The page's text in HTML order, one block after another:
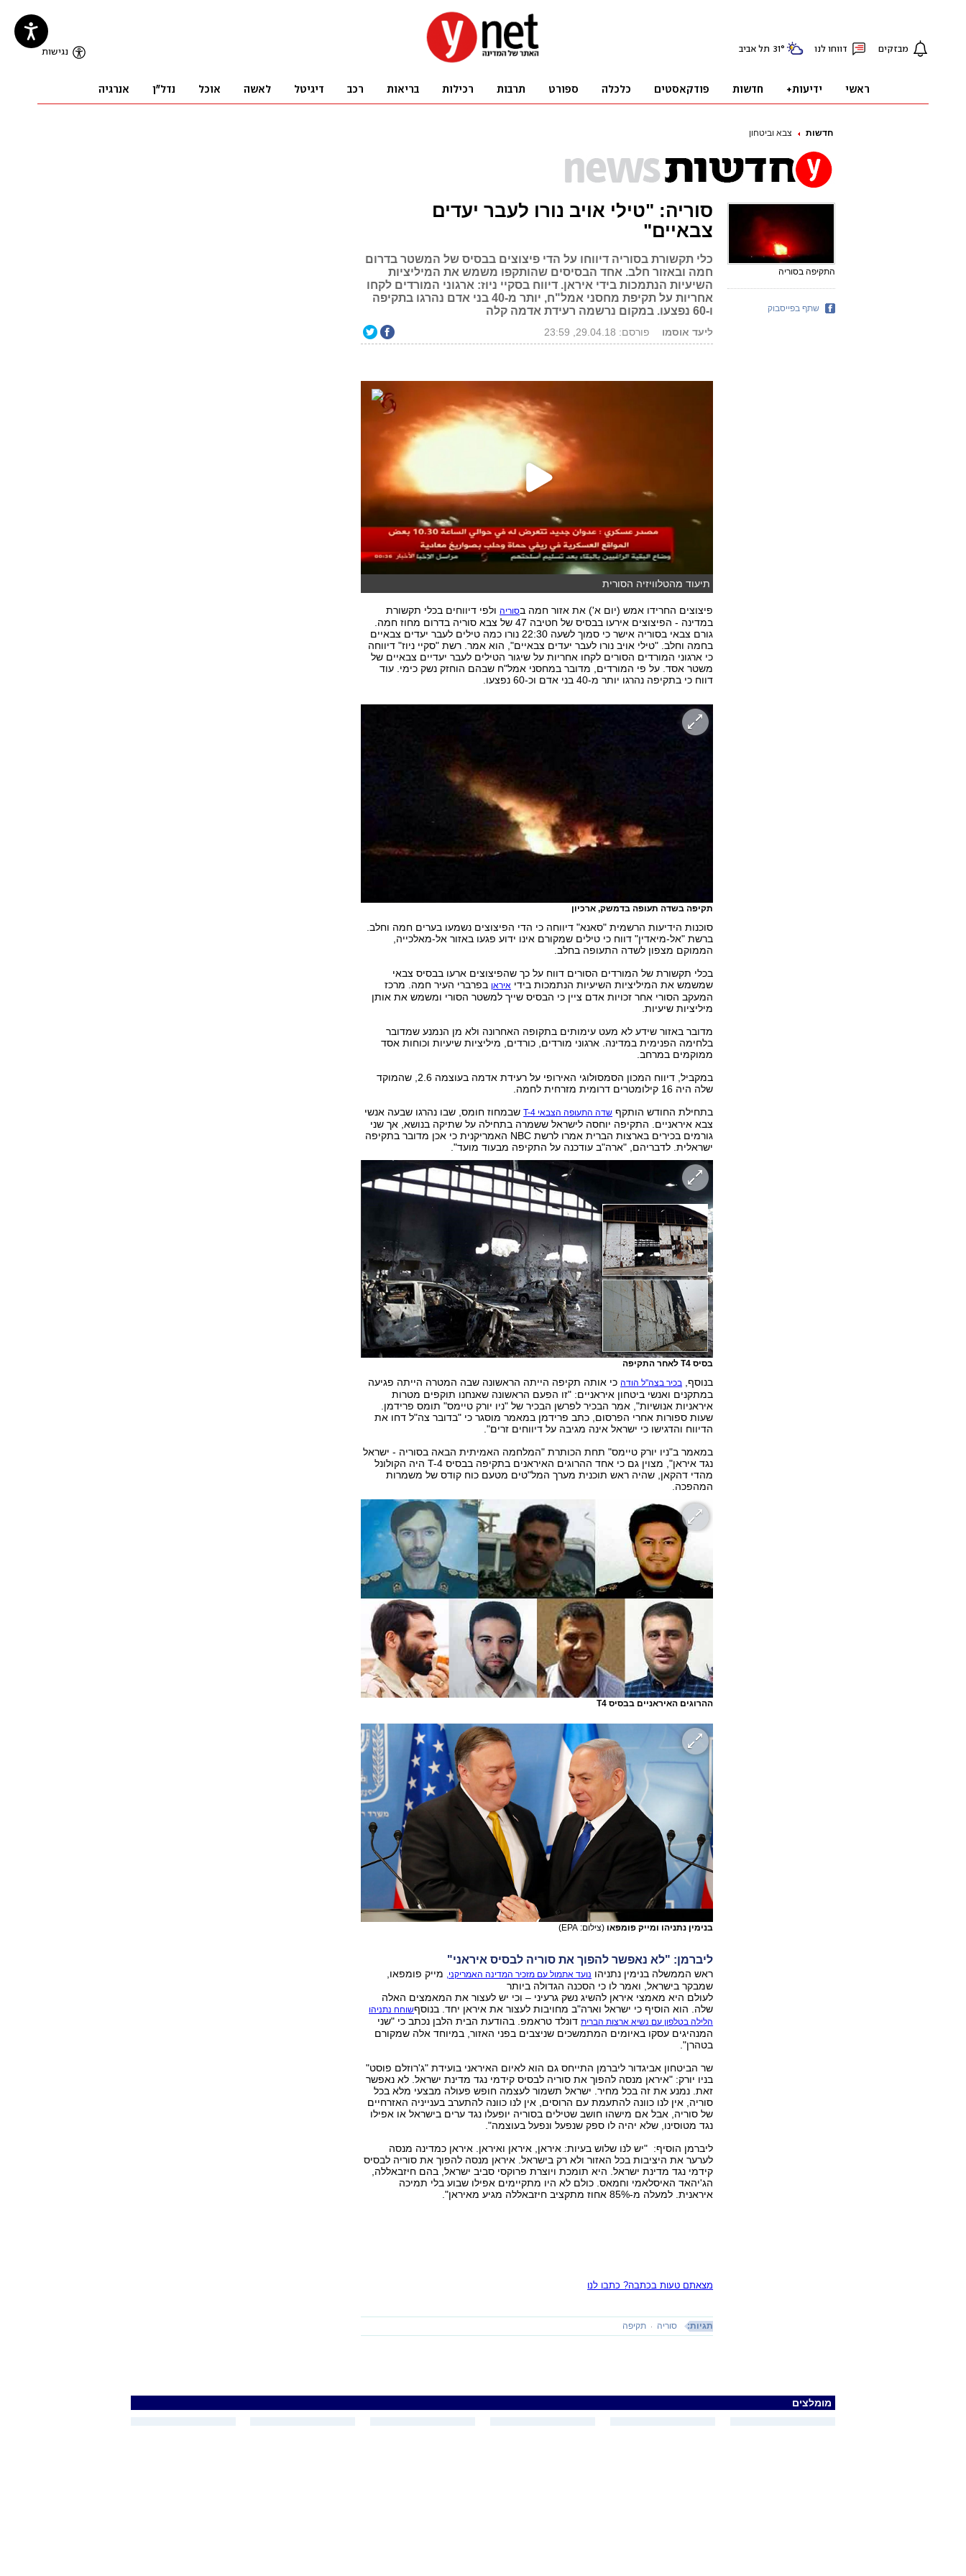
חדשות צבא וביטחון
סוריה: "טילי אויב נורו לעבר יעדים
צבאיים"
כלי תקשורת בסוריה דיווחו על הדי פיצוצים בבסיס של המשטר בדרום
חמה ובאזור חלב. אחד הבסיסים שהותקפו משמש את המיליציות
השיעיות הנתמכות בידי איראן. דיווח בסקיי ניוז: ארגוני המורדים לקחו
אחריות על תקיפת מחסני אמל"ח, יותר מ-40 בני אדם נהרגו בתקיפה
ו-60 נפצעו. במקום נרשמה רעידת אדמה קלה
ליעד אוסמו פורסם: 29.04.18, 23:59
תיעוד מהטלוויזיה הסורית
פיצוצים החרידו אמש (יום א') את אזור חמה בסוריהולפי דיווחים בכלי תקשורת
במדינה - הפיצוצים אירעו בבסיס של חטיבה 47 של צבא סוריה בדרום מחוז חמה.
גורם צבאי בסוריה אישר כי סמוך לשעה 22:30 נורו כמה טילים לעבר יעדים צבאיים
בחמה וחלב. "טילי אויב נורו לעבר יעדים צבאיים", הוא אמר. רשת "סקיי ניוז" דיווחה
כי ארגוני המורדים הסורים לקחו אחריות על שיגור הטילים לעבר יעדיים צבאיים של
משטר אסד. על פי המורדים, מדובר במחסני אמל"ח שבהם הוחזק נשק כימי. עוד
דווח כי בתקיפה נהרגו יותר מ-40 בני אדם וכ-60 נפצעו.
תקיפה בשדה תעופה בדמשק, ארכיון
סוכנות הידיעות הרשמית "סאנא" דיווחה כי הדי הפיצוצים נשמעו בערים חמה וחלב.
ברשת "אל-מיאדין" דווח כי טילים שמקורם אינו ידוע פגעו באזור אל-מאלכייה,
הממוקם מצפון לשדה התעופה בחלב.
בכלי תקשורת של המורדים הסורים דווח על כך שהפיצוצים ארעו בבסיס צבאי
שמשמש את המיליציות השיעיות הנתמכות בידי איראן בפרברי העיר חמה. מרכז
המעקב הסורי אחר זכויות אדם ציין כי הבסיס שייך למשטר הסורי ומשמש את אותן
מיליציות שיעיות.
מדובר באזור שידע לא מעט עימותים בתקופה האחרונה ולא מן הנמנע שמדובר
בלחימה הפנימית במדינה. ארגוני מורדים, כורדים, מיליציות שיעיות וכוחות אסד
ממוקמים במרחב.
במקביל, דיווח המכון הסמסולוגי האירופי על רעידת אדמה בעוצמה 2.6, שהמוקד
שלה היה 16 קילומטרים דרומית מזרחית לחמה.
בתחילת החודש הותקף שדה התעופה הצבאי T-4
שבמחוז חומס, שבו נהרגו שבעה אנשי
צבא איראניים. התקיפה יוחסה לישראל ששמרה בתחילה על שתיקה בנושא, אך שני
גורמים בכירים בארצות הברית אמרו לרשת NBC האמריקנית כי אכן מדובר בתקיפה
ישראלית. לדבריהם, "ארה"ב עודכנה על התקיפה מבעוד מועד".
בסיס T4 לאחר התקיפה
בנוסף, בכיר בצה"ל הודהכי אותה תקיפה הייתה הראשונה שבה המטרה הייתה פגיעה
במתקנים ואנשי ביטחון איראניים: "זו הפעם הראשונה שאנחנו תוקפים מטרות
איראניות אנושיות", אמר הבכיר לפרשן הבכיר של "ניו יורק טיימס" תומס פרידמן.
שעות ספורות אחרי הפרסום, כתב פרידמן במאמר מוסגר כי "בדובר צה"ל דחו את
הדיווח והדגישו כי ישראל אינה מגיבה על דיווחים זרים".
במאמר ב"ניו יורק טיימס" תחת הכותרת "המלחמה האמיתית הבאה בסוריה - ישראל
נגד איראן", מצוין גם כי אחד ההרוגים האיראנים בתקיפה בבסיס T-4 היה הקולונל
מהדי דהקאן, שהיה ראש תוכנית מערך המל"טים מטעם כוח קודס של משמרות
המהפכה.
ההרוגים האיראניים בבסיס T4
בנימין נתניהו ומייק פומפאו (צילום: EPA)
ליברמן: "לא נאפשר להפוך את סוריה לבסיס איראני"
ראש הממשלה בנימין נתניהו נועד אתמול עם מזכיר המדינה האמריקני,
מייק פומפאו,
שמבקר בישראל, ואמר לו כי הסכנה הגדולה ביותר
לעולם היא מאמצי איראן להשיג נשק גרעיני – וכי יש לעצור את המאמצים האלה
שלה. הוא הוסיף כי ישראל וארה"ב מחויבות לעצור את איראן יחד. בנוסףשוחח נתניהו
הלילה בטלפון עם נשיא ארצות הבריתדונלד טראמפ. בהודעת הבית הלבן נכתב כי "שני
המנהיגים עסקו באיומים המתמשכים שניצבים בפני האזור, במיוחד אלה שמקורם
בטהרן".
שר הביטחון אביגדור ליברמן התייחס גם הוא לאיום האיראני בועידת "ג'רוזלם פוסט"
בניו יורק: "איראן מנסה להפוך את סוריה לבסיס קידמי נגד מדינת ישראל. לא נאפשר
זאת. נמנע את זה בכל מחיר. ישראל תשמור לעצמה חופש פעולה מבצעי מלא בכל
סוריה, אין לנו כוונה להתעמת עם הרוסים, אין לנו כוונה להתערב בענייניה האזרחיים
של סוריה, אבל אם מישהו חושב שטילים בסוריה יופעלו נגד ערים בישראל או אפילו
נגד מטוסינו, שלא יהיה לו ספק שנפעל ונפעל בעוצמה".
ליברמן הוסיף: "יש לנו שלוש בעיות: איראן, איראן ואיראן. איראן כמדינה מנסה
לערער את היציבות בכל האזור ולא רק בישראל. איראן מנסה להפוך את סוריה לבסיס
קידמי נגד מדינת ישראל. היא תומכת ויוצרת פרוקסי סביב ישראל, בהם חיזבאללה,
הג'יהאד האיסלאמי וחמאס. כולם לא היו מתקיימים אפילו שבוע בלי תמיכה
איראנית. למעלה מ-85% אחוז מתקציב חיזבאללה מגיע מאיראן".
מצאתם טעות בכתבה? כתבו לנו
תגיות: סוריה תקיפה
התקיפה בסוריה
שתף בפייסבוק
מומלצים